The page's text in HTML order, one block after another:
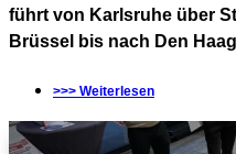
führt von Karlsruhe über
Brüssel bis nach Den
>>> Weiterlesen